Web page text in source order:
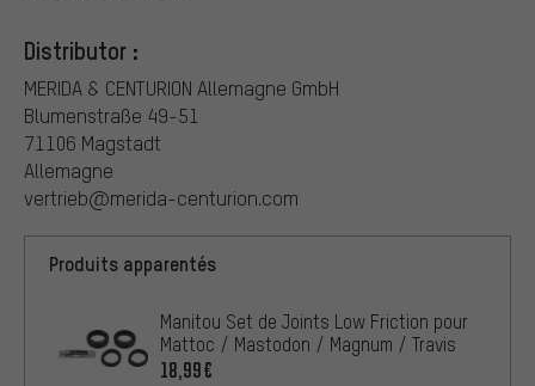
Distributor :
MERIDA & CENTURION Allemagne GmbH
Blumenstraße 49-51
71106 Magstadt
Allemagne
vertrieb@merida-centurion.com
Produits apparentés
Manitou Set de Joints Low Friction pour
Mattoc / Mastodon / Magnum / Travis
18,99€